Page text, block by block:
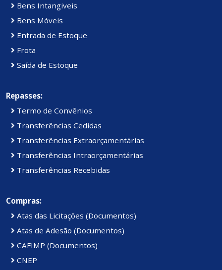
Bens Intangiveis
Bens Móveis
Entrada de Estoque
Frota
Saída de Estoque
Repasses:
Termo de Convênios
Transferências Cedidas
Transferências Extraorçamentárias
Transferências Intraorçamentárias
Transferências Recebidas
Compras:
Atas das Licitações (Documentos)
Atas de Adesão (Documentos)
CAFIMP (Documentos)
CNEP